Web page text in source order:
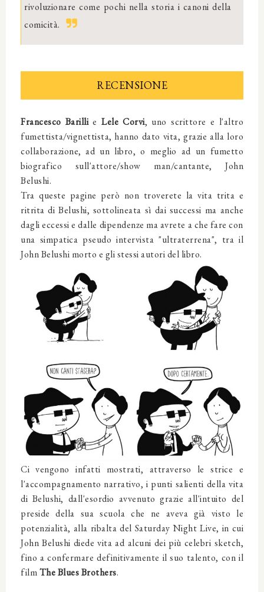
rivoluzionare come pochi nella storia i canoni della
comicità.
RECENSIONE
Francesco Barilli e Lele Corvi, uno scrittore e l'altro
fumettista/vignettista, hanno dato vita, grazie alla loro
collaborazione,ad un libro, o meglio ad un fumetto
biografico sull'attore/show man/cantante, John
Belushi.
Tra queste pagine però non troverete la vita trita e
ritrita di Belushi, sottolineata sì dai successi ma anche
dagli eccessi e dalle dipendenze ma avrete a che fare con
una simpatica pseudo intervista "ultraterrena", tra il
John Belushi morto e gli stessi autori del libro.
Ci vengono infatti mostrati, attraverso le strice e
l'accompagnamento narrativo, i punti salienti della vita
di Belushi, dall'esordio avvenuto grazie all'intuito del
preside della sua scuola che ne aveva già visto le
potenzialità, alla ribalta del Saturday Night Live, in cui
John Belushi diede vita ad alcuni dei più celebri sketch,
fino a confermare definitivamente il suo talento, con il
filmThe Blues Brothers.